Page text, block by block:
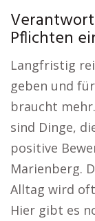
Pflichten
Langfristig
geben und
braucht
sind Dinge,
positive
Marienberg.
Alltag wird
Hier gibt es